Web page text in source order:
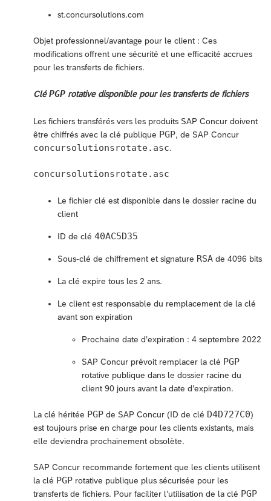
st.concursolutions.com
Objet professionnel/avantage pour le client : Ces
modifications offrent une sécurité et une efficacité accrues
pour les transferts de fichiers.
CléPGP rotative disponible pour les transferts de fichiers
Les fichiers transférés vers les produits SAP Concur doivent
être chiffrés avec la clé publique PGP, de SAP Concur
concursolutionsrotate.asc.
concursolutionsrotate.asc
Le fichier clé est disponible dans le dossier racine du
client
ID de clé 40AC5D35
Sous-clé de chiffrement et signature RSA de 4096 bits
La clé expire tous les 2 ans.
Le client est responsable du remplacement de la clé
avant son expiration
Prochaine date d’expiration : 4 septembre 2022
SAP Concur prévoit remplacer la clé PGP
rotative publique dans le dossier racine du
client 90 jours avant la date d’expiration.
La clé héritée PGP de SAP Concur (ID de clé D4D727C0)
est toujours prise en charge pour les clients existants, mais
elle deviendra prochainement obsolète.
SAP Concur recommande fortement que les clients utilisent
la clé PGP rotative publique plus sécurisée pour les
transferts de fichiers. Pour faciliter l’utilisation de la clé PGP